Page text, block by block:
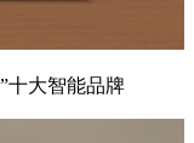
十大智能品牌